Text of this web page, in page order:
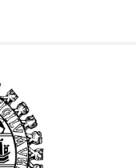
XIV Seminario de